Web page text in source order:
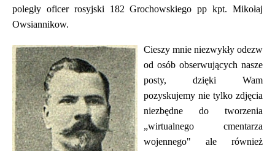
poległy oficer rosyjski 182 Grochowskiego pp kpt. Mikołaj
Owsiannikow.
Cieszy mnie niezwykły odezw
od osób obserwujących nasze
posty, dzięki Wam
pozyskujemy nie tylko zdjęcia
niezbędne do tworzenia
„wirtualnego cmentarza
wojennego" ale również